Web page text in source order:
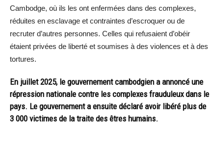
Cambodge, où ils les ont enfermées dans des complexes,
réduites en esclavage et contraintes d’escroquer ou de
recruter d’autres personnes. Celles qui refusaient d’obéir
étaient privées de liberté et soumises à des violences et à des
tortures.
En juillet 2025, le gouvernement cambodgien a annoncé une
répression nationale contre les complexes frauduleux dans le
pays. Le gouvernement a ensuite déclaré avoir libéré plus de
3 000 victimes de la traite des êtres humains.